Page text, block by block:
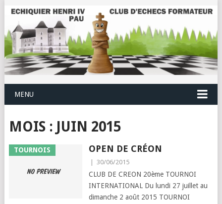
MENU
MOIS : JUIN 2015
TOURNOIS OPEN DE CRÉON
30/06/2015
CLUB DE CREON 20ème TOURNOI
INTERNATIONAL Du lundi 27 juillet au
dimanche 2 août 2015 TOURNOI